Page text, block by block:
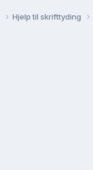
Hjelp til skrifttyding